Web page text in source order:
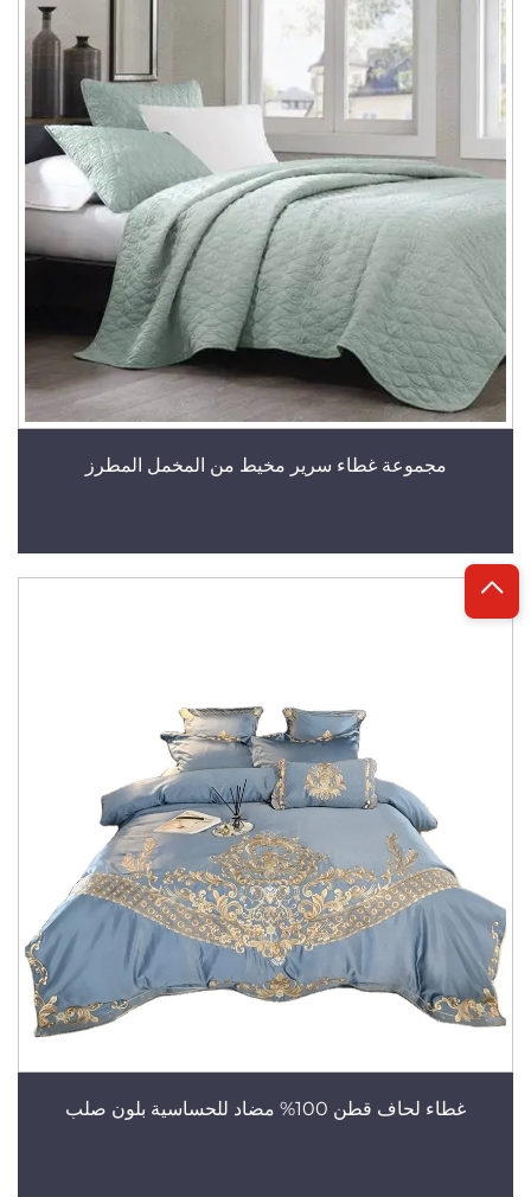
مجموعة غطاء سرير مخيط من المخمل المطرز
غطاء لحاف قطن 100% مضاد للحساسية بلون صلب